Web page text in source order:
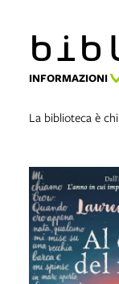
INFORMAZIONI
La biblioteca è